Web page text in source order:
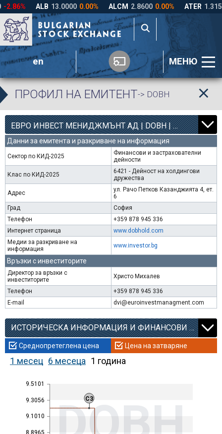
en МЕНЮ
ПРОФИЛ НА ЕМИТЕНТ-> DOBH
ЕВРО ИНВЕСТ МЕНИДЖМЪНТ АД | DOBH |8 4363
0.00%
Данни за емитента и разкриване на информация
Сектор по КИД-2025
Финансови и застрахователни
дейности
Клас по КИД-2025
6421 - Дейност на холдингови
дружества
Адрес
ул. Рачо Петков Казанджията 4, ет.
6
Град
София
Телефон
+359 878 945 336
Интернет страница
www.dobhold.com
Медии за разкриване на
информация
www.investor.bg
Връзки с инвеститорите
Директор за връзки с
инвеститорите
Христо Михалев
Телефон
+359 878 945 336
E-mail
dvi@euroinvestmanagment.com
ИСТОРИЧЕСКА ИНФОРМАЦИЯ И ФИНАНСОВИ КОЕФИЦИЕНТИ
Среднопретеглена цена Цена на затваряне
1 месец 6 месеца 1 година
8.8965
9.1010
9.3056
9.5101
C3